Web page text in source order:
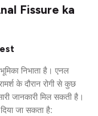
Fissure ka
निभाता है। एनल
के दौरान रोगी से कुछ
जानकारी मिल सकती है।
जा सकता है: